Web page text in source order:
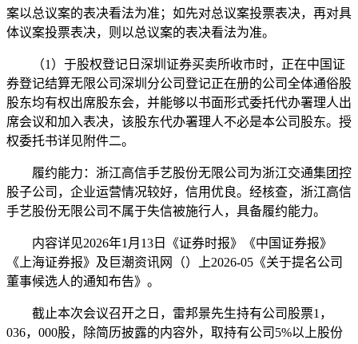
案以总议案的表决看法为准；如先对总议案投票表决，再对具
体议案投票表决，则以总议案的表决看法为准。
（1）于股权登记日深圳证券买卖所收市时，正在中国证
券登记结算无限公司深圳分公司登记正在册的公司全体通俗股
股东均有权出席股东会，并能够以书面形式委托代办署理人出
席会议和加入表决，该股东代办署理人不必是本公司股东。授
权委托书详见附件二。
履约能力：浙江高信手艺股份无限公司为浙江交通集团控
股子公司，企业运营情况较好，信用优良。经核查，浙江高信
手艺股份无限公司不属于失信被施行人，具备履约能力。
内容详见2026年1月13日《证券时报》《中国证券报》
《上海证券报》及巨潮资讯网（）上2026-05《关于提名公司
董事候选人的通知布告》。
截止本次会议召开之日，雷邦景先生持有公司股票1，
036，000股，除简历披露的内容外，取持有公司5%以上股份